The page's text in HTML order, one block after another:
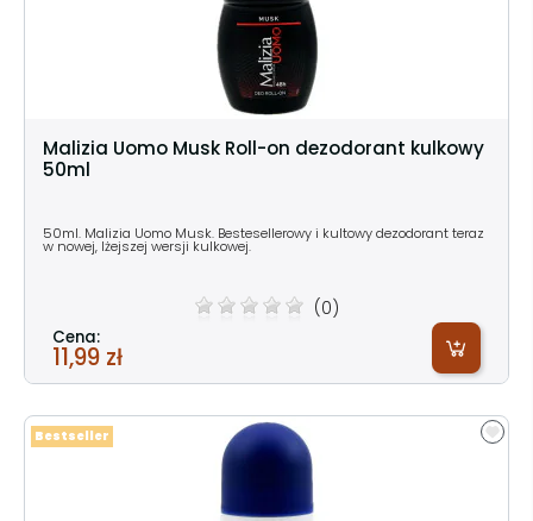
Malizia Uomo Musk Roll-on dezodorant kulkowy
50ml
50ml. Malizia Uomo Musk. Bestesellerowy i kultowy dezodorant teraz
w nowej, lżejszej wersji kulkowej.
(0)
Cena:
11,99 zł
Bestseller